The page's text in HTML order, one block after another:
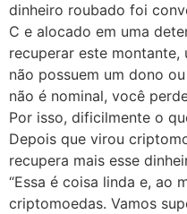
dinheiro roubado foi
C e alocado em uma
recuperar este
não possuem um dono
não é nominal, você
Por isso, dificilmente o
Depois que virou
recupera mais esse
“Essa é coisa linda e, ao
criptomoedas. Vamos